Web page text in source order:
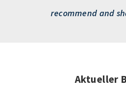
recommend and
Aktueller